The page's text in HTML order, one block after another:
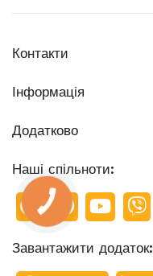
Контакти
Інформація
Додатково
Наші спільноти:
Завантажити додаток:
КНОПКА
ЗВ'ЯЗКУ